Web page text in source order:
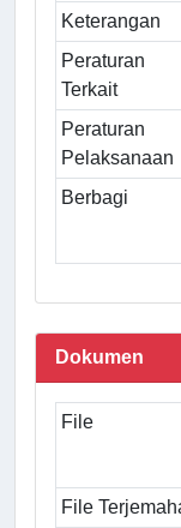
Keterangan
Peraturan
Terkait
Peraturan
Pelaksanaan
Berbagi
Dokumen
File
File